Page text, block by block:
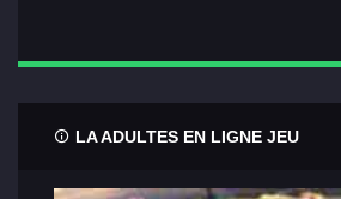
LA ADULTES EN LIGNE JEU